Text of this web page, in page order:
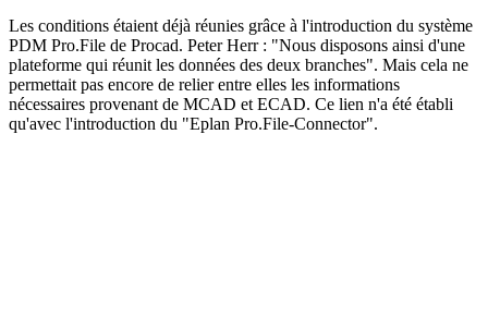
Les conditions étaient déjà réunies grâce à l'introduction du système
PDM Pro.File de Procad. Peter Herr : "Nous disposons ainsi d'une
plateforme qui réunit les données des deux branches". Mais cela ne
permettait pas encore de relier entre elles les informations
nécessaires provenant de MCAD et ECAD. Ce lien n'a été établi
qu'avec l'introduction du "Eplan Pro.File-Connector".